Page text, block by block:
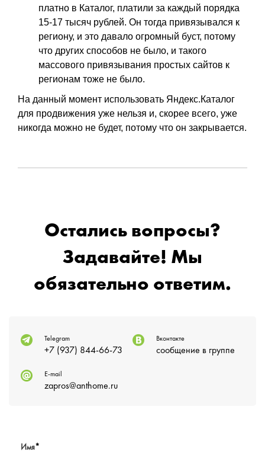
платно в Каталог, платили за каждый порядка
15-17 тысяч рублей. Он тогда привязывался к
региону, и это давало огромный буст, потому
что других способов не было, и такого
массового привязывания простых сайтов к
регионам тоже не было.
На данный момент использовать Яндекс.Каталог
для продвижения уже нельзя и, скорее всего, уже
никогда можно не будет, потому что он закрывается.
Остались вопросы?
Задавайте! Мы
обязательно ответим.
Telegram
+7 (937) 844-66-73
Вконтакте
сообщение в группе
E-mail
zapros@anthome.ru
Имя*